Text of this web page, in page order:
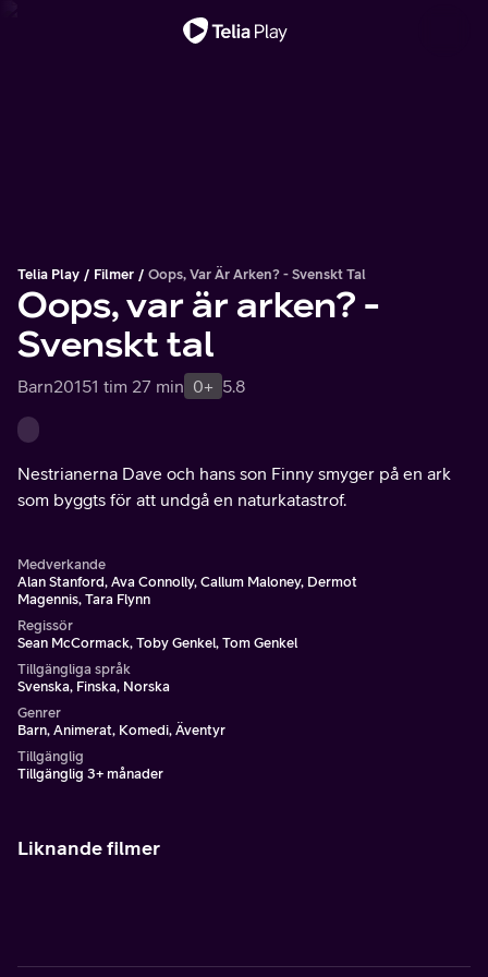
Telia Play Filmer Oops, Var Är Arken? - Svenskt Tal
Oops, var är arken? -
Svenskt tal
Barn20151 tim 27 min 0+ 5.8
Nestrianerna Dave och hans son Finny smyger på en ark
som byggts för att undgå en naturkatastrof.
Medverkande
Alan Stanford, Ava Connolly, Callum Maloney, Dermot
Magennis, Tara Flynn
Regissör
Sean McCormack, Toby Genkel, Tom Genkel
Tillgängliga språk
Svenska, Finska, Norska
Genrer
Barn, Animerat, Komedi, Äventyr
Tillgänglig
Tillgänglig 3+ månader
Liknande filmer